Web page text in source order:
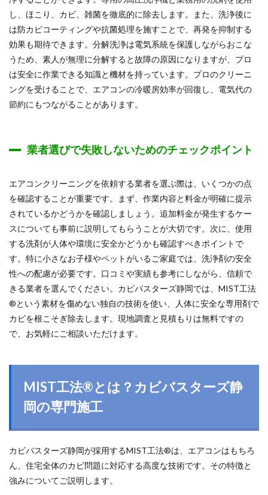
し、ほこり、カビ、雑菌を徹底的に除去します。また、洗浄後に
は防カビコーティングや抗菌処理を施すことで、再発を抑制する
効果も期待できます。分解洗浄は電気系統を保護しながらおこな
うため、素人が無理に分解すると故障の原因になりますが、プロ
は安全に作業できる知識と機材を持っています。プロのクリーニ
ングを受けることで、エアコンの冷暖房効率が回復し、電気代の
節約にもつながることがあります。
業者選びで失敗しないためのチェックポイント
エアコンクリーニングを依頼する業者を選ぶ際は、いくつかの点
を確認することが重要です。まず、作業内容と料金が明確に提示
されているかどうかを確認しましょう。追加料金が発生するケー
スについても事前に説明してもらうことが大切です。次に、使用
する洗剤が人体や環境に安全かどうかも確認すべきポイントで
す。特に小さなお子様やペットがいるご家庭では、洗浄剤の安全
性への配慮が必要です。口コミや実績も参考にしながら、信頼で
きる業者を選んでください。カビバスターズ静岡では、MIST工法
®という素材を傷めない独自の技術を使い、人体に安全な専用剤で
カビを根こそぎ除去します。現地調査と見積もりは無料ですの
で、お気軽にご相談いただけます。
MIST工法®とは？カビバスターズ静
岡の専門施工
カビバスターズ静岡が採用するMIST工法®は、エアコンはもちろ
ん、住宅全体のカビ問題に対応する高度な技術です。その特徴と
強みについてご説明します。